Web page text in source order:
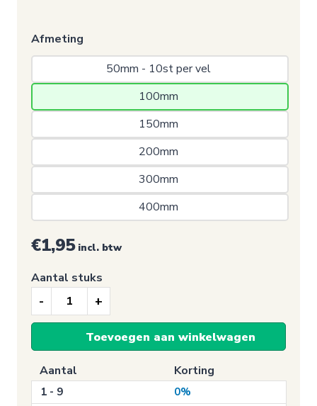
Afmeting
50mm - 10st per vel
100mm
150mm
200mm
300mm
400mm
€1,95 incl. btw
sticker,
Dames
(Vierkant-
Blauw)
Aantal stuks
Toevoegen aan winkelwagen
Aantal Korting
1 - 9
0%